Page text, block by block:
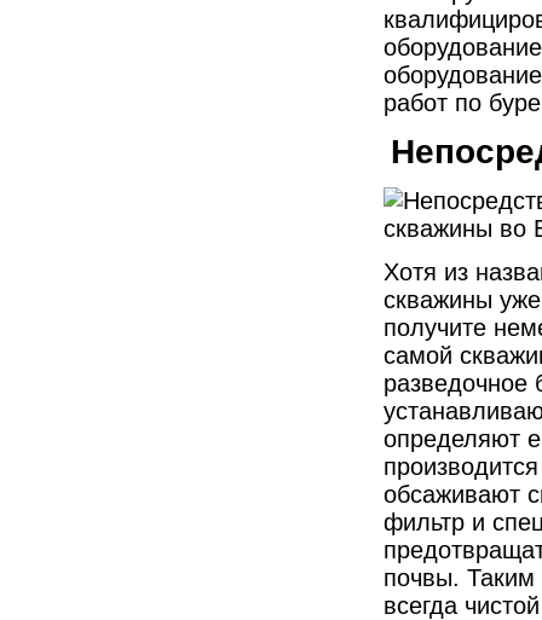
работ по
Хотя из
скважины
получите
самой
разведочное
определяют
обсаживают
фильтр и
почвы. Таким
всегда